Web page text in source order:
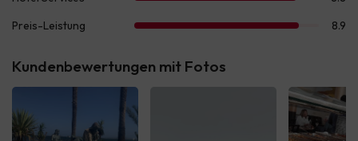
Kundenbewertungen mit Fotos